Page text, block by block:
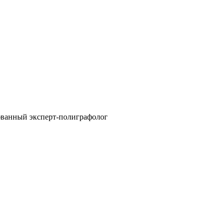
эксперт-полиграфолог